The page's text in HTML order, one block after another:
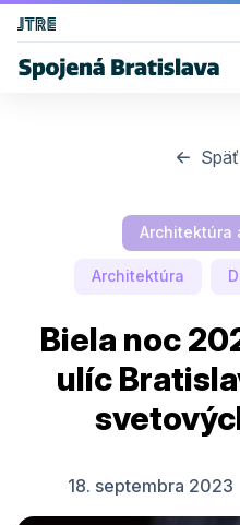
Architektúra
Architektúra
Biela noc
ulíc
18. septembra 2023